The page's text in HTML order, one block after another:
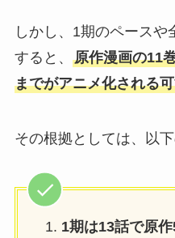
しかし、1期のペースや
すると、 原作漫画の11
までがアニメ化される
その根拠としては、以
1期は13話で原